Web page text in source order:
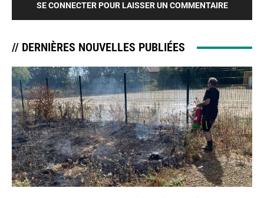
SE CONNECTER POUR LAISSER UN COMMENTAIRE
// DERNIÈRES NOUVELLES PUBLIÉES